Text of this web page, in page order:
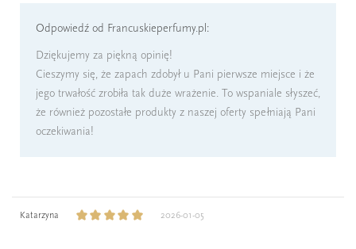
Odpowiedź od Francuskieperfumy.pl:
Dziękujemy za piękną opinię!
Cieszymy się, że zapach zdobył u Pani pierwsze miejsce i że
jego trwałość zrobiła tak duże wrażenie. To wspaniale słyszeć,
że również pozostałe produkty z naszej oferty spełniają Pani
oczekiwania!
Katarzyna 2026-01-05